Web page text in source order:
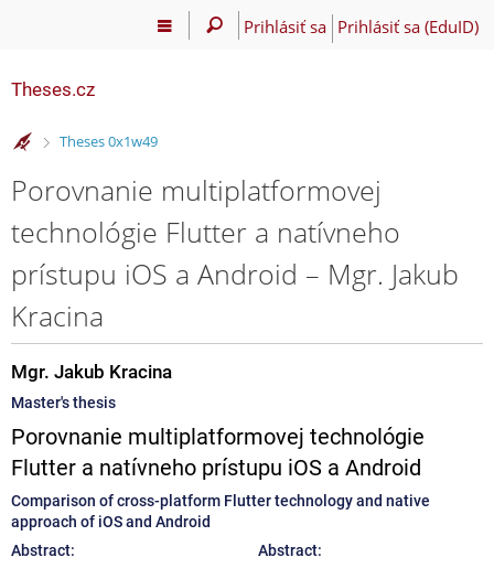
Prihlásiť sa Prihlásiť sa (EduID)
Theses.cz
>
Theses 0x1w49
Porovnanie multiplatformovej
technológie Flutter a natívneho
prístupu iOS a Android – Mgr. Jakub
Kracina
Mgr. Jakub Kracina
Master's thesis
Porovnanie multiplatformovej technológie
Flutter a natívneho prístupu iOS a Android
Comparison of cross-platform Flutter technology and native
approach of iOS and Android
Abstract:
Abstract: